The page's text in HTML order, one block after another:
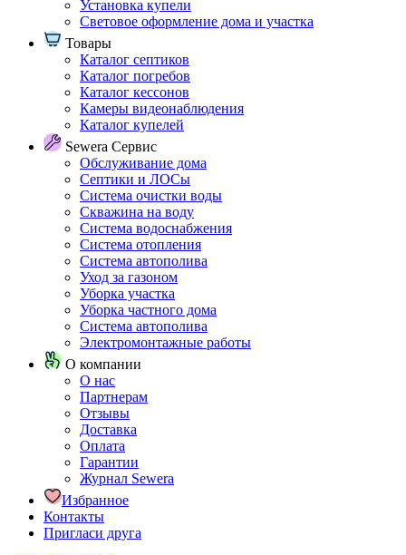
Установка купели
Световое оформление дома и участка
Товары
Каталог септиков
Каталог погребов
Каталог кессонов
Камеры видеонаблюдения
Каталог купелей
Sewera Сервис
Обслуживание дома
Септики и ЛОСы
Система очистки воды
Скважина на воду
Система водоснабжения
Система отопления
Система автополива
Уход за газоном
Уборка участка
Уборка частного дома
Система автополива
Электромонтажные работы
О компании
О нас
Партнерам
Отзывы
Доставка
Оплата
Гарантии
Журнал Sewera
Избранное
Контакты
Пригласи друга